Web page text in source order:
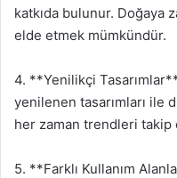
katkıda bulunur. Doğaya
elde etmek mümkündür.
4. **Yenilikçi
yenilenen tasarımları ile
her zaman trendleri takip
5. **Farklı Kullanım